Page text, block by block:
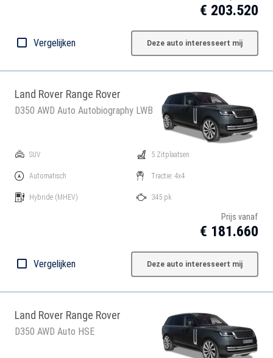
€ 203.520
Vergelijken Deze auto interesseert mij
Land Rover Range Rover
D350 AWD Auto Autobiography LWB
SUV
Automatisch
Hybride (MHEV)
5 Zitplaatsen
Tractie: 4x4
345 pk
Prijs vanaf
€ 181.660
Vergelijken Deze auto interesseert mij
Land Rover Range Rover
D350 AWD Auto HSE